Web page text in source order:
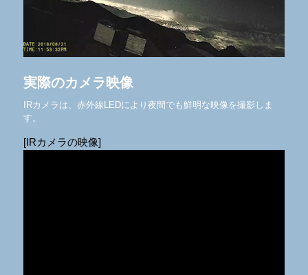
実際のカメラ映像
IRカメラは、赤外線LEDにより夜間でも鮮明な映像を撮影しま
す。
[IRカメラの映像]